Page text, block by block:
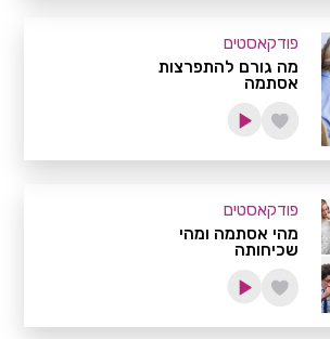
פודקאסטים
מה גורם להתפרצות
אסתמה
פודקאסטים
מהי אסתמה ומהי
שכיחותה